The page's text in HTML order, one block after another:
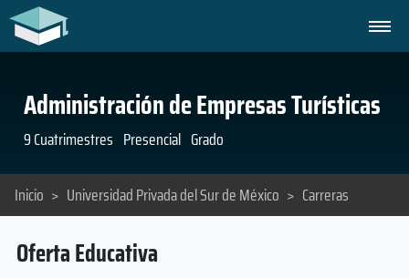
Administración de Empresas Turísticas
9 Cuatrimestres Presencial Grado
Inicio > Universidad Privada del Sur de México > Carreras
Oferta Educativa